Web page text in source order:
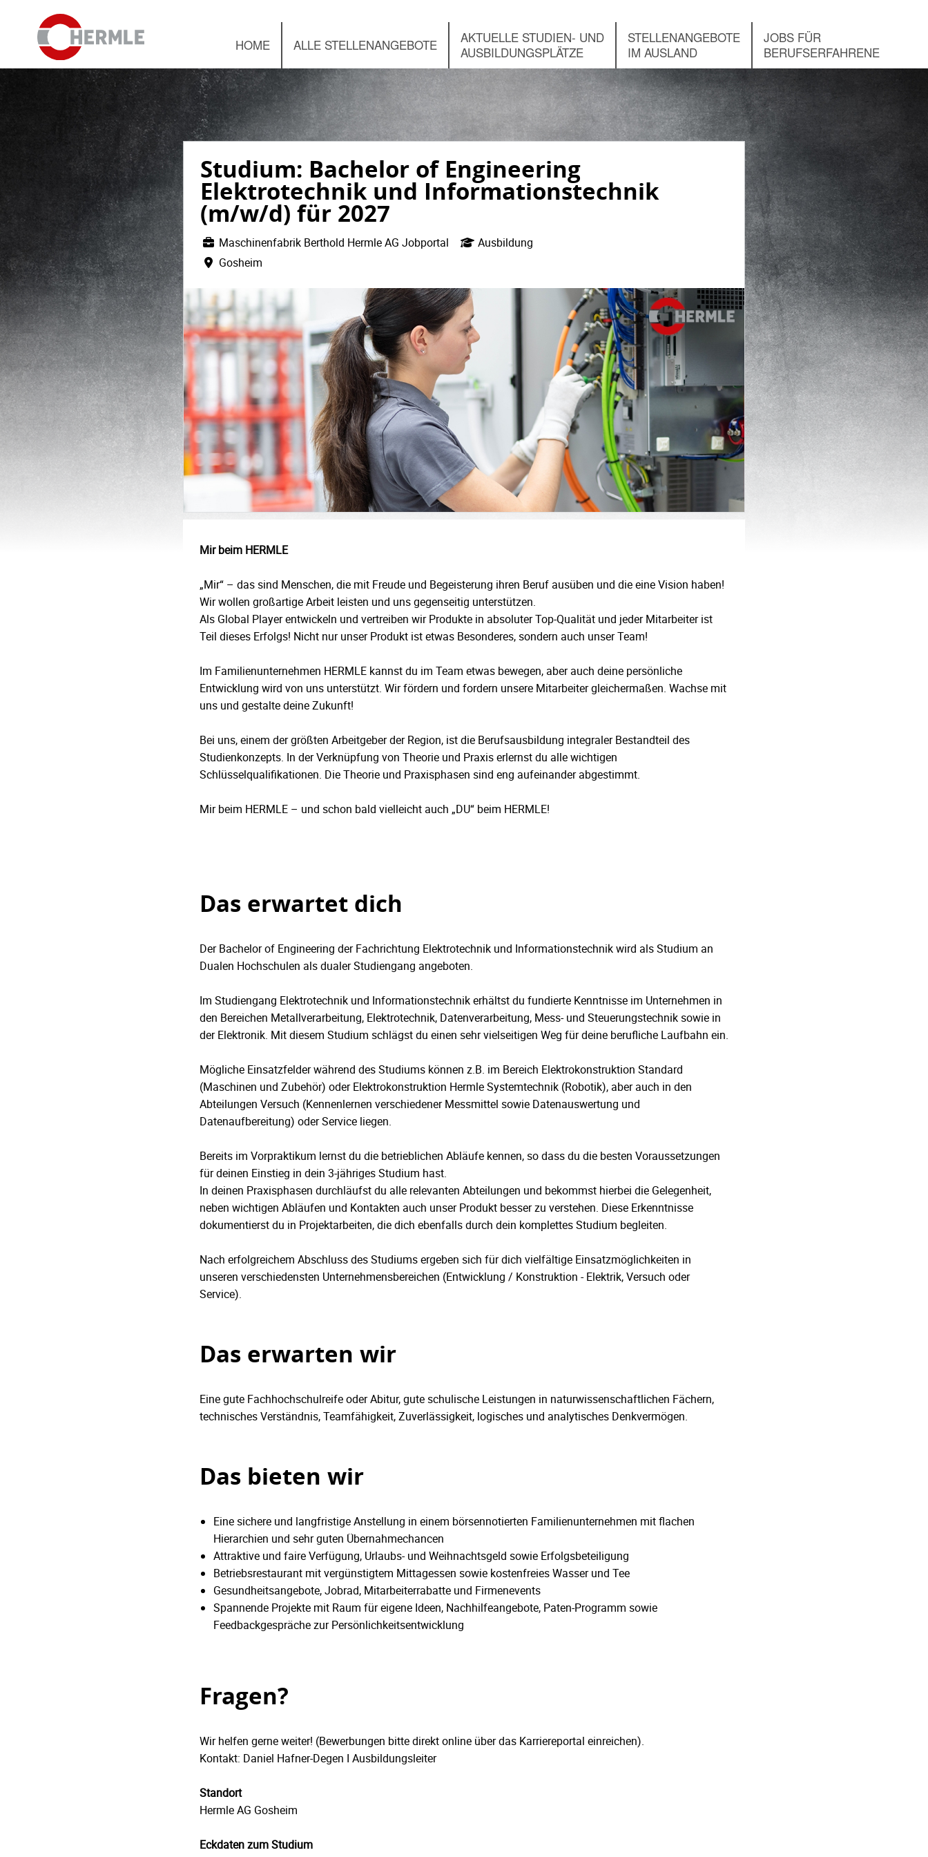
HOME ALLE STELLENANGEBOTE
AKTUELLE STUDIEN- UND
AUSBILDUNGSPLÄTZE
STELLENANGEBOTE
IM AUSLAND
JOBS FÜR
BERUFSERFAHRENE
Studium: Bachelor of Engineering
Elektrotechnik und Informationstechnik
(m/w/d) für 2027
Maschinenfabrik Berthold Hermle AG Jobportal
Gosheim
Ausbildung
Mir beim HERMLE
„Mir“ – das sind Menschen, die mit Freude und Begeisterung ihren Beruf ausüben und die eine Vision haben!
Wir wollen großartige Arbeit leisten und uns gegenseitig unterstützen.
Als Global Player entwickeln und vertreiben wir Produkte in absoluter Top-Qualität und jeder Mitarbeiter ist
Teil dieses Erfolgs! Nicht nur unser Produkt ist etwas Besonderes, sondern auch unser Team!
Im Familienunternehmen HERMLE kannst du im Team etwas bewegen, aber auch deine persönliche
Entwicklung wird von uns unterstützt. Wir fördern und fordern unsere Mitarbeiter gleichermaßen. Wachse mit
uns und gestalte deine Zukunft!
Bei uns, einem der größten Arbeitgeber der Region, ist die Berufsausbildung integraler Bestandteil des
Studienkonzepts. In der Verknüpfung von Theorie und Praxis erlernst du alle wichtigen
Schlüsselqualifikationen. Die Theorie und Praxisphasen sind eng aufeinander abgestimmt.
Mir beim HERMLE – und schon bald vielleicht auch „DU“ beim HERMLE!
Das erwartet dich
Der Bachelor of Engineering der Fachrichtung Elektrotechnik und Informationstechnik wird als Studium an
Dualen Hochschulen als dualer Studiengang angeboten.
Im Studiengang Elektrotechnik und Informationstechnik erhältst du fundierte Kenntnisse im Unternehmen in
den Bereichen Metallverarbeitung, Elektrotechnik, Datenverarbeitung, Mess- und Steuerungstechnik sowie in
der Elektronik. Mit diesem Studium schlägst du einen sehr vielseitigen Weg für deine berufliche Laufbahn ein.
Mögliche Einsatzfelder während des Studiums können z.B. im Bereich Elektrokonstruktion Standard
(Maschinen und Zubehör) oder Elektrokonstruktion Hermle Systemtechnik (Robotik), aber auch in den
Abteilungen Versuch (Kennenlernen verschiedener Messmittel sowie Datenauswertung und
Datenaufbereitung) oder Service liegen.
Bereits im Vorpraktikum lernst du die betrieblichen Abläufe kennen, so dass du die besten Voraussetzungen
für deinen Einstieg in dein 3-jähriges Studium hast.
In deinen Praxisphasen durchläufst du alle relevanten Abteilungen und bekommst hierbei die Gelegenheit,
neben wichtigen Abläufen und Kontakten auch unser Produkt besser zu verstehen. Diese Erkenntnisse
dokumentierst du in Projektarbeiten, die dich ebenfalls durch dein komplettes Studium begleiten.
Nach erfolgreichem Abschluss des Studiums ergeben sich für dich vielfältige Einsatzmöglichkeiten in
unseren verschiedensten Unternehmensbereichen (Entwicklung / Konstruktion - Elektrik, Versuch oder
Service).
Das erwarten wir
Eine gute Fachhochschulreife oder Abitur, gute schulische Leistungen in naturwissenschaftlichen Fächern,
technisches Verständnis, Teamfähigkeit, Zuverlässigkeit, logisches und analytisches Denkvermögen.
Das bieten wir
Eine sichere und langfristige Anstellung in einem börsennotierten Familienunternehmen mit flachen
Hierarchien und sehr guten Übernahmechancen
Attraktive und faire Verfügung, Urlaubs- und Weihnachtsgeld sowie Erfolgsbeteiligung
Betriebsrestaurant mit vergünstigtem Mittagessen sowie kostenfreies Wasser und Tee
Gesundheitsangebote, Jobrad, Mitarbeiterrabatte und Firmenevents
Spannende Projekte mit Raum für eigene Ideen, Nachhilfeangebote, Paten-Programm sowie
Feedbackgespräche zur Persönlichkeitsentwicklung
Fragen?
Wir helfen gerne weiter! (Bewerbungen bitte direkt online über das Karriereportal einreichen).
Kontakt: Daniel Hafner-Degen I Ausbildungsleiter
Standort
Hermle AG Gosheim
Eckdaten zum Studium